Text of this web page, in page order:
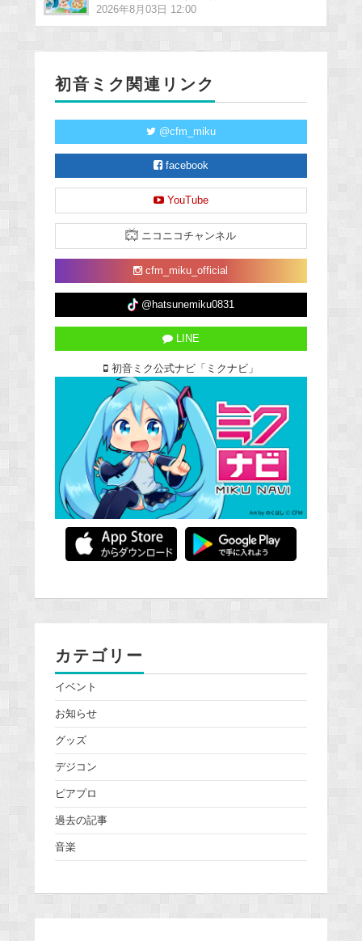
2026年8月03日 12:00
初音ミク関連リンク
@cfm_miku
facebook
YouTube
ニコニコチャンネル
cfm_miku_official
@hatsunemiku0831
LINE
初音ミク公式ナビ「ミクナビ」
カテゴリー
イベント
お知らせ
グッズ
デジコン
ピアプロ
過去の記事
音楽